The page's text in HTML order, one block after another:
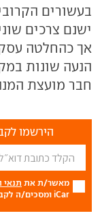
בעשורים
ישנם צרכים
אך כהחלטה
הנעה שונות
חבר מועצת
הירשמו
מאשר/ת את תנאי
iCar ומסכים/ה לקבל מכם דברי פרסום.